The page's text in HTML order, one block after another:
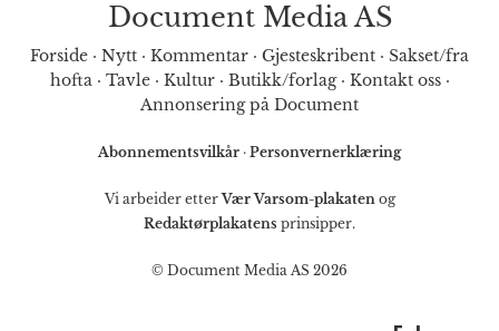
Document Media AS
Forside · Nytt · Kommentar · Gjesteskribent · Sakset/fra
hofta· Tavle· Kultur· Butikk/forlag· Kontakt oss·
Annonsering på Document
Abonnementsvilkår · Personvernerklæring
Vi arbeider etterVær Varsom-plakatenog
Redaktørplakatens prinsipper.
© Document Media AS 2026